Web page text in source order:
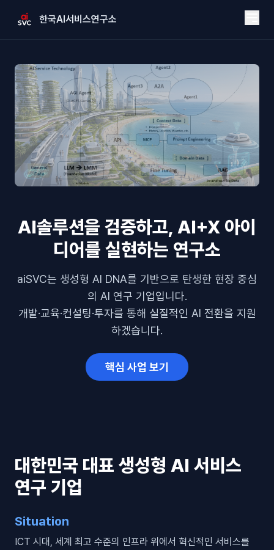
한국AI서비스연구소
AI솔루션을 검증하고, AI+X 아이
디어를 실현하는 연구소
aiSVC는 생성형 AI DNA를 기반으로 탄생한 현장 중심
의 AI 연구 기업입니다.
개발·교육·컨설팅·투자를 통해 실질적인 AI 전환을 지원
하겠습니다.
핵심 사업 보기
대한민국 대표 생성형 AI 서비스
연구 기업
Situation
ICT 시대, 세계 최고 수준의 인프라 위에서 혁신적인 서비스를